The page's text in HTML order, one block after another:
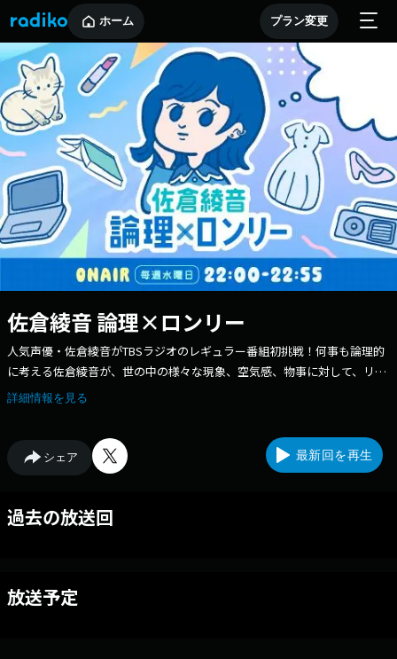
ホーム プラン変更
佐倉綾音 論理×ロンリー
人気声優・佐倉綾音がTBSラジオのレギュラー番組初挑戦！何事も論理的
に考える佐倉綾音が、世の中の様々な現象、空気感、物事に対して、リス
ナーと一緒に「論理的な分析」を導き出していきます！生放送なので導き
詳細情報を見る
シェア 最新回を再生
過去の放送回
放送予定